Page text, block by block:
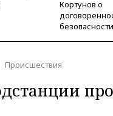
Кортунов о
Происшествия